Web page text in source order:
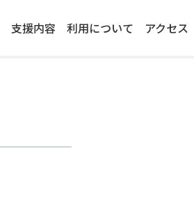
支援内容 利用について アクセス